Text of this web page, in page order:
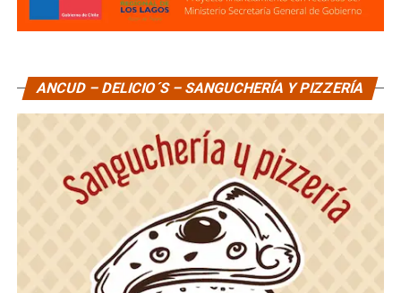
ANCUD – DELICIO´S – SANGUCHERÍA Y PIZZERÍA